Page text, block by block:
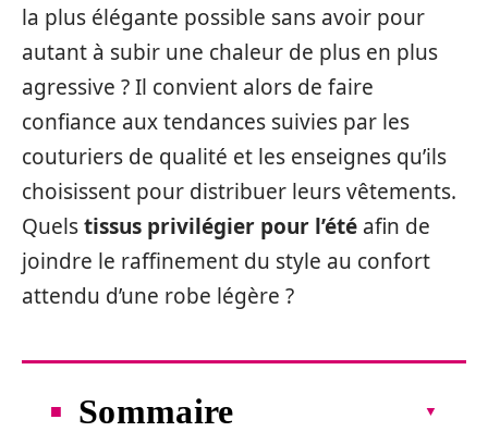
la plus élégante possible sans avoir pour
autant à subir une chaleur de plus en plus
agressive ? Il convient alors de faire
confiance aux tendances suivies par les
couturiers de qualité et les enseignes qu’ils
choisissent pour distribuer leurs vêtements.
Quelstissus privilégier pour l’été afin de
joindre le raffinement du style au confort
attendu d’une robe légère ?
Sommaire